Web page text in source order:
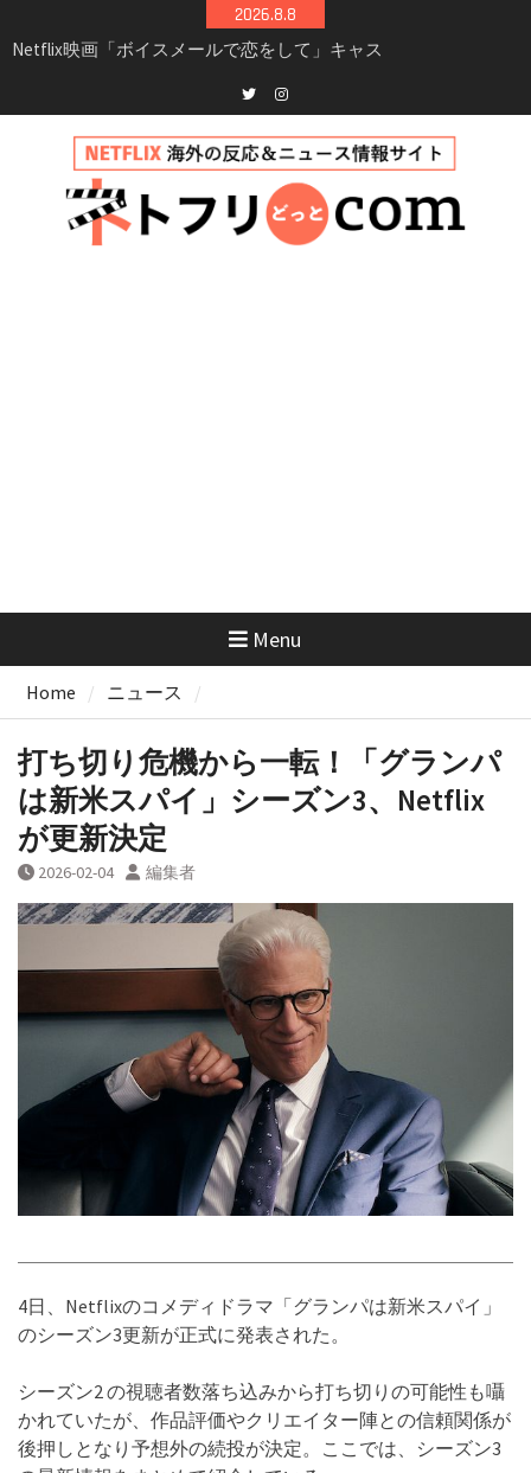
to
2026.8.8
Netflix映画「ボイスメールで恋をして」キャス
イッチ主演ロマコメ
新決定！2027年撮影開始へ
兄弟大騒動のコメディ映画「リトル・ブラザ
ー」がNetflixで配信！─キャスト・あらすじ・
見どころまとめ
Twitterinstagram
Menu
Home ニュース
打ち切り危機から一転！「グランパ
は新米スパイ」シーズン3、Netflix
が更新決定
2026-02-04 編集者
4日、Netflixのコメディドラマ「グランパは新米スパイ」
のシーズン3更新が正式に発表された。
シーズン2 の視聴者数落ち込みから打ち切りの可能性も囁
かれていたが、作品評価やクリエイター陣との信頼関係が
後押しとなり予想外の続投が決定。ここでは、シーズン3